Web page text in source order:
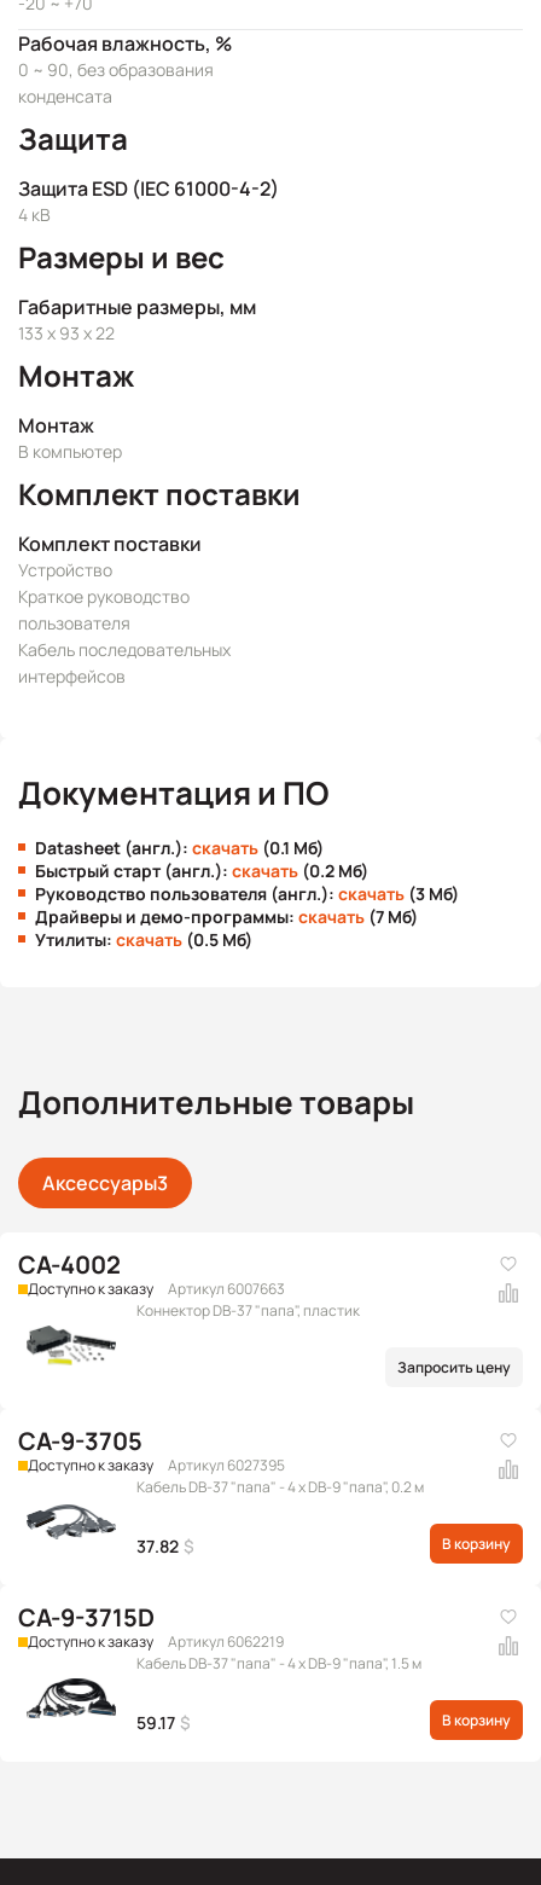
Рабочая влажность, %
0 ~ 90, без образования
конденсата
Защита
Защита ESD (IEC 61000-4-2)
4 кВ
Размеры и вес
Габаритные размеры, мм
133 x 93 x 22
Монтаж
Монтаж
В компьютер
Комплект поставки
Комплект поставки
Устройство
Краткое руководство
пользователя
Кабель последовательных
интерфейсов
Документация и ПО
Datasheet (англ.): скачать (0.1 Мб)
Быстрый старт (англ.): скачать (0.2 Мб)
Руководство пользователя (англ.): скачать (3 Мб)
Драйверы и демо-программы: скачать (7 Мб)
Утилиты: скачать (0.5 Мб)
Дополнительные товары
Аксессуары3
CA-4002
Доступно к заказу
Артикул 6007663
Коннектор DB-37 "папа", пластик
Запросить цену
CA-9-3705
Доступно к заказу
Артикул 6027395
Кабель DB-37 "папа" - 4 x DB-9 "папа", 0.2 м
37.82 $ В корзину
CA-9-3715D
Доступно к заказу
Артикул 6062219
Кабель DB-37 "папа" - 4 x DB-9 "папа", 1.5 м
59.17 $ В корзину